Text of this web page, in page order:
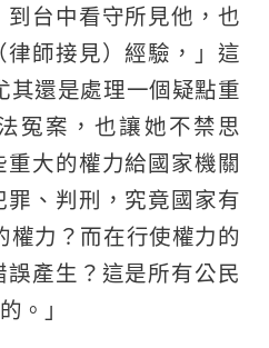
台中看守所見他，也
師接見）經驗，」這
其還是處理一個疑點重
冤案，也讓她不禁思
大的權力給國家機關
、判刑，究竟國家有
權力？而在行使權力的
產生？這是所有公民
。」